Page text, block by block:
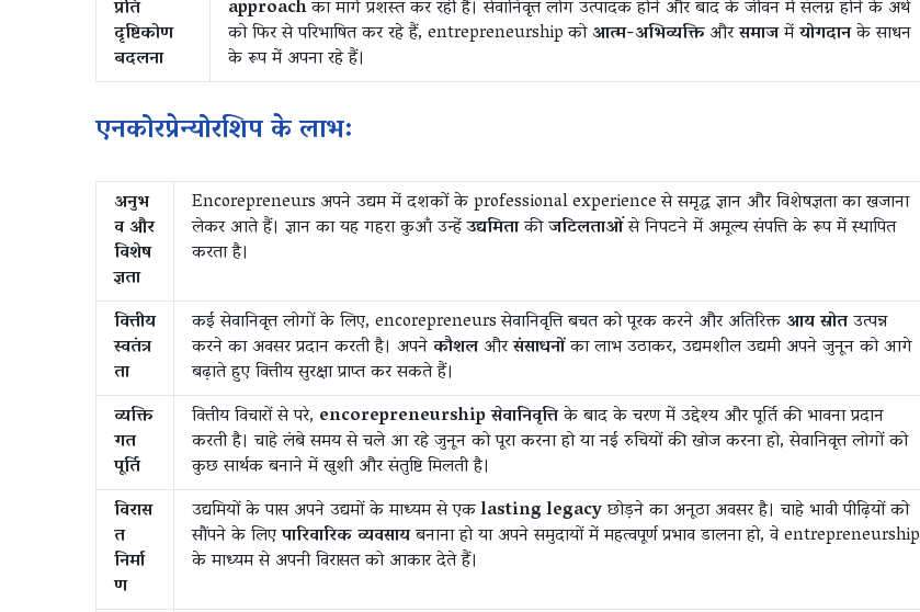
प्रति
दृष्टिकोण
बदलना
approachका मार्ग प्रशस्त कर रही है। सेवानिवृत्त लोग उत्पादक होने और बाद के जीवन में संलग्न होने के अर्थ
को फिर से परिभाषित कर रहे हैं, entrepreneurship कोआत्म-अभिव्यक्तिऔरसमाजमेंयोगदानके साधन
के रूप में अपना रहे हैं।
एनकोरप्रेन्योरशिप के लाभ:
अनुभ
व और
विशेष
ज्ञता
Encorepreneurs अपने उद्यम में दशकों के professional experience से समृद्ध ज्ञान और विशेषज्ञता का खजाना
लेकर आते हैं। ज्ञान का यह गहरा कुआँ उन्हेंउद्यमिताकीजटिलताओंसे निपटने में अमूल्य संपत्ति के रूप में स्थापित
करता है।
वित्तीय
स्वतंत्र
ता
कई सेवानिवृत्त लोगों के लिए, encorepreneurs सेवानिवृत्ति बचत को पूरक करने और अतिरिक्तआय स्रोतउत्पन्न
करने का अवसर प्रदान करती है। अपनेकौशलऔरसंसाधनोंका लाभ उठाकर, उद्यमशील उद्यमी अपने जुनून को आगे
बढ़ाते हुए वित्तीय सुरक्षा प्राप्त कर सकते हैं।
व्यक्ति
गत
पूर्ति
वित्तीय विचारों से परे, encorepreneurship सेवानिवृत्तिके बाद के चरण में उद्देश्य और पूर्ति की भावना प्रदान
करती है। चाहे लंबे समय से चले आ रहे जुनून को पूरा करना हो या नई रुचियों की खोज करना हो, सेवानिवृत्त लोगों को
कुछ सार्थक बनाने में खुशी और संतुष्टि मिलती है।
विरास
त
निर्मा
ण
उद्यमियों के पास अपने उद्यमों के माध्यम से एकlasting legacyछोड़ने का अनूठा अवसर है। चाहे भावी पीढ़ियों को
सौंपने के लिएपारिवारिक व्यवसायबनाना हो या अपने समुदायों में महत्वपूर्ण प्रभाव डालना हो, वे entrepreneurship
के माध्यम से अपनी विरासत को आकार देते हैं।